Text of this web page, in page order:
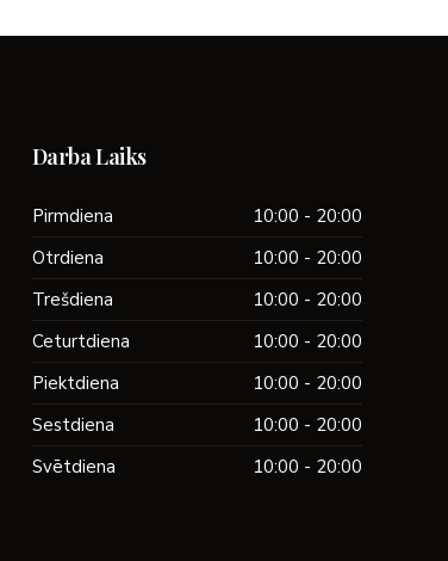
Darba Laiks
Pirmdiena
10:00 - 20:00
Otrdiena
10:00 - 20:00
Trešdiena
10:00 - 20:00
Ceturtdiena
10:00 - 20:00
Piektdiena
10:00 - 20:00
Sestdiena
10:00 - 20:00
Svētdiena
10:00 - 20:00